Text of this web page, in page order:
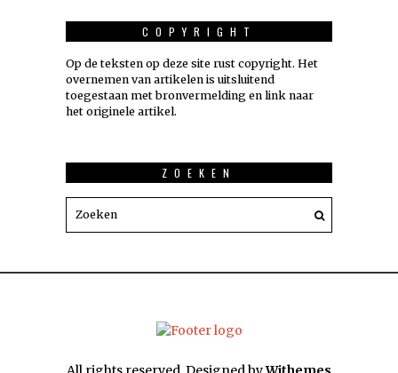
COPYRIGHT
Op de teksten op deze site rust copyright. Het
overnemen van artikelen is uitsluitend
toegestaan met bronvermelding en link naar
het originele artikel.
ZOEKEN